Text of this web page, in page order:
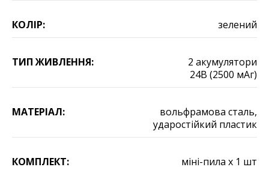
КОЛІР: зелений
ТИП ЖИВЛЕННЯ:
2 акумулятори
24В (2500 мАг)
МАТЕРІАЛ:
вольфрамова сталь,
ударостійкий пластик
КОМПЛЕКТ:
міні-пила х 1 шт